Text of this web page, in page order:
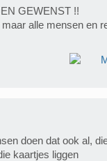
GEWENST !!
alle mensen en
doen dat ook al,
kaartjes liggen